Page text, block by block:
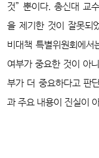
것” 뿐이다. 총신대 교
을 제기한 것이 잘못되
비대책 특별위원회에
여부가 중요한 것이 아
부가 더 중요하다고 판
과 주요 내용이 진실이